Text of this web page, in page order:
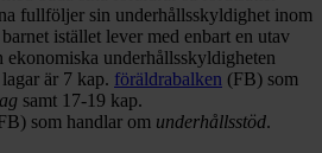
fullföljer sin underhållsskyldighet inom
istället lever med enbart en utav
ekonomiska underhållsskyldigheten
är 7 kap. föräldrabalken (FB) som
samt 17-19 kap.
som handlar om underhållsstöd.